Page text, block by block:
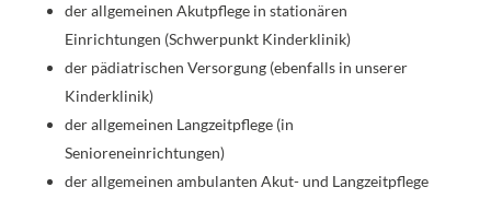
der allgemeinen Akutpflege in stationären
Einrichtungen (Schwerpunkt Kinderklinik)
der pädiatrischen Versorgung (ebenfalls in unserer
Kinderklinik)
der allgemeinen Langzeitpflege (in
Senioreneinrichtungen)
der allgemeinen ambulanten Akut- und Langzeitpflege